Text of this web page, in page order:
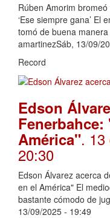
Rúben Amorim
‘Ese siempre gana’ El
tomó de buena
amartinezSáb, 13/09/
Record
Edson
América".
20:30
Edson Álvarez acerca
en el América" El
bastante cómodo de
13/09/2025 - 19:49